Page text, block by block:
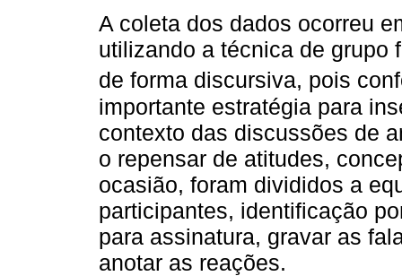
A coleta dos dados ocorreu
utilizando a técnica de grupo
de forma discursiva, pois
importante estratégia para
contexto das discussões de
o repensar de atitudes,
ocasião, foram divididos a
participantes, identificação
para assinatura, gravar as
anotar as reações.